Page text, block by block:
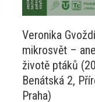
Veronika
mikrosvět –
životě ptáků
Benátská 2,
Praha)